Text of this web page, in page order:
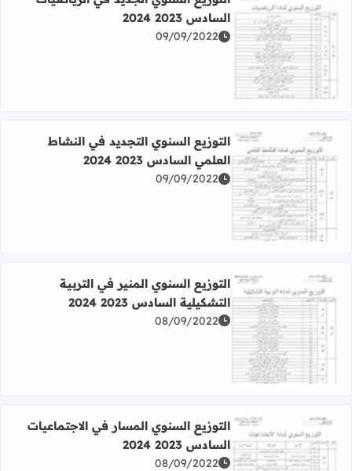
اقرأ المزيد عن التوزيع السنوي الجديد في الرياضيات السادس 2023
السادس 2023 2024
09/09/2022
اقرأ المزيد عن التوزيع السنوي التجديد في النشاط العلمي السادس
التوزيع السنوي التجديد في النشاط
العلمي السادس 2023 2024
09/09/2022
اقرأ المزيد عن التوزيع السنوي المنير في التربية التشكيلية السادس
التوزيع السنوي المنير في التربية
التشكيلية السادس 2023 2024
08/09/2022
التوزيع السنوي المسار في الاجتماعيات
السادس 2023 2024
08/09/2022